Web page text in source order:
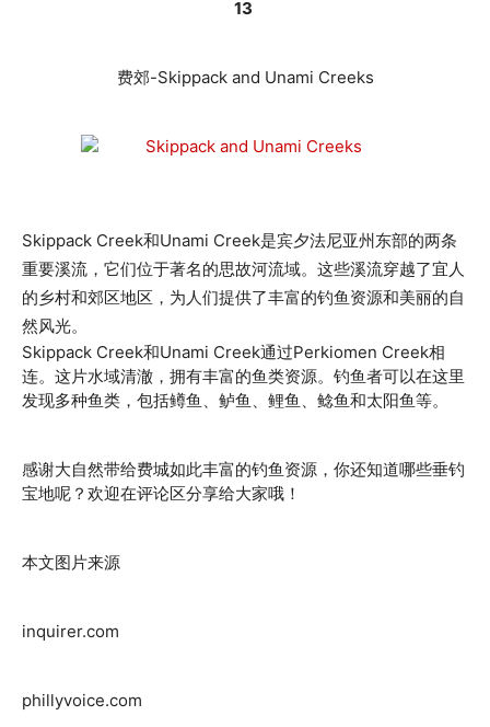
13
费郊-Skippack and Unami Creeks
Skippack Creek和Unami Creek是宾夕法尼亚州东部的两条
重要溪流，它们位于著名的思故河流域。这些溪流穿越了宜人
的乡村和郊区地区，为人们提供了丰富的钓鱼资源和美丽的自
然风光。
Skippack Creek和Unami Creek通过Perkiomen Creek相
连。这片水域清澈，拥有丰富的鱼类资源。钓鱼者可以在这里
发现多种鱼类，包括鳟鱼、鲈鱼、鲤鱼、鲶鱼和太阳鱼等。
感谢大自然带给费城如此丰富的钓鱼资源，你还知道哪些垂钓
宝地呢？欢迎在评论区分享给大家哦！
本文图片来源
inquirer.com
phillyvoice.com